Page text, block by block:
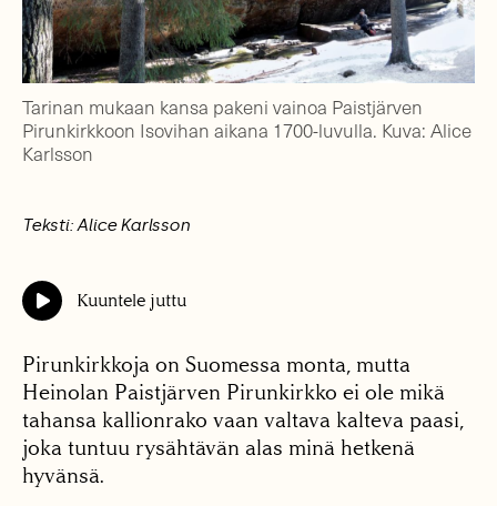
Tarinan mukaan kansa pakeni vainoa Paistjärven
Pirunkirkkoon Isovihan aikana 1700-luvulla. Kuva: Alice
Karlsson
Teksti: Alice Karlsson
Kuuntele juttu
Pirunkirkkoja on Suomessa monta, mutta
Heinolan Paistjärven Pirunkirkko ei ole mikä
tahansa kallionrako vaan valtava kalteva paasi,
joka tuntuu rysähtävän alas minä hetkenä
hyvänsä.